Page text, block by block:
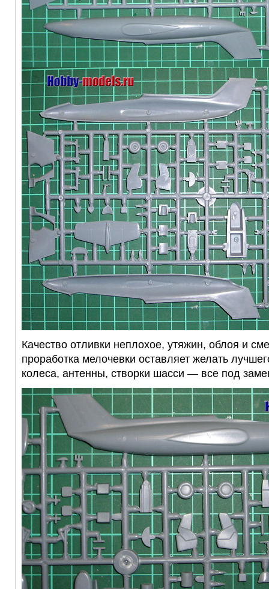
Качество отливки неплохое, утяжин, облоя и
проработка мелочевки оставляет желать
колеса, антенны, створки шасси — все под